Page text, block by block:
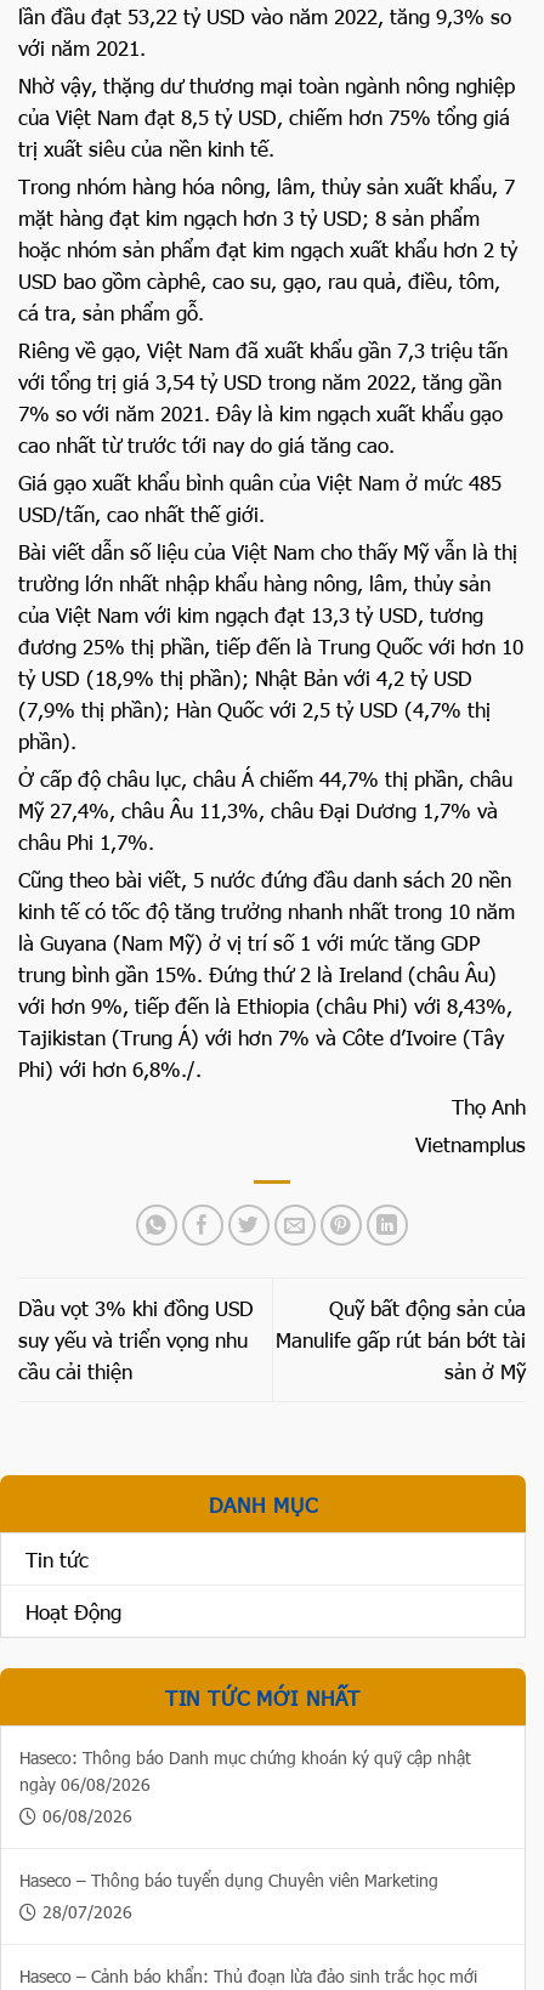
lần đầu đạt 53,22 tỷ USD vào năm 2022, tăng 9,3% so
với năm 2021.
Nhờ vậy, thặng dư thương mại toàn ngành nông nghiệp
của Việt Nam đạt 8,5 tỷ USD, chiếm hơn 75% tổng giá
trị xuất siêu của nền kinh tế.
Trong nhóm hàng hóa nông, lâm, thủy sản xuất khẩu, 7
mặt hàng đạt kim ngạch hơn 3 tỷ USD; 8 sản phẩm
hoặc nhóm sản phẩm đạt kim ngạch xuất khẩu hơn 2 tỷ
USD bao gồm càphê, cao su, gạo, rau quả, điều, tôm,
cá tra, sản phẩm gỗ.
Riêng về gạo, Việt Nam đã xuất khẩu gần 7,3 triệu tấn
với tổng trị giá 3,54 tỷ USD trong năm 2022, tăng gần
7% so với năm 2021. Đây là kim ngạch xuất khẩu gạo
cao nhất từ trước tới nay do giá tăng cao.
Giá gạo xuất khẩu bình quân của Việt Nam ở mức 485
USD/tấn, cao nhất thế giới.
Bài viết dẫn số liệu của Việt Nam cho thấy Mỹ vẫn là thị
trường lớn nhất nhập khẩu hàng nông, lâm, thủy sản
của Việt Nam với kim ngạch đạt 13,3 tỷ USD, tương
đương 25% thị phần, tiếp đến là Trung Quốc với hơn 10
tỷ USD (18,9% thị phần); Nhật Bản với 4,2 tỷ USD
(7,9% thị phần); Hàn Quốc với 2,5 tỷ USD (4,7% thị
phần).
Ở cấp độ châu lục, châu Á chiếm 44,7% thị phần, châu
Mỹ 27,4%, châu Âu 11,3%, châu Đại Dương 1,7% và
châu Phi 1,7%.
Cũng theo bài viết, 5 nước đứng đầu danh sách 20 nền
kinh tế có tốc độ tăng trưởng nhanh nhất trong 10 năm
là Guyana (Nam Mỹ) ở vị trí số 1 với mức tăng GDP
trung bình gần 15%. Đứng thứ 2 là Ireland (châu Âu)
với hơn 9%, tiếp đến là Ethiopia (châu Phi) với 8,43%,
Tajikistan (Trung Á) với hơn 7% và Côte d’Ivoire (Tây
Phi) với hơn 6,8%./.
Thọ Anh
Vietnamplus
Dầu vọt 3% khi đồng USD
suy yếu và triển vọng nhu
cầu cải thiện
Quỹ bất động sản của
Manulife gấp rút bán bớt tài
sản ở Mỹ
DANH MỤC
Tin tức
Hoạt Động
TIN TỨC MỚI NHẤT
Haseco: Thông báo Danh mục chứng khoán ký quỹ cập nhật
ngày 06/08/2026
06/08/2026
Haseco – Thông báo tuyển dụng Chuyên viên Marketing
28/07/2026
Haseco – Cảnh báo khẩn: Thủ đoạn lừa đảo sinh trắc học mới